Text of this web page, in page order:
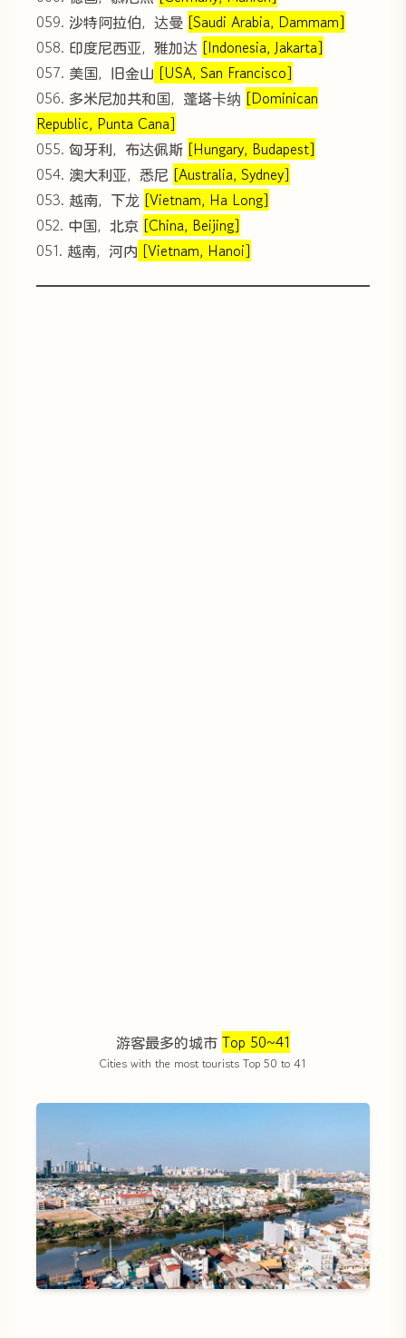
059. 沙特阿拉伯，达曼 [Saudi Arabia, Dammam]
058. 印度尼西亚，雅加达 [Indonesia, Jakarta]
057. 美国，旧金山 [USA, San Francisco]
056. 多米尼加共和国，蓬塔卡纳 [Dominican
Republic, Punta Cana]
055. 匈牙利，布达佩斯 [Hungary, Budapest]
054. 澳大利亚，悉尼 [Australia, Sydney]
053. 越南，下龙 [Vietnam, Ha Long]
052. 中国，北京 [China, Beijing]
051. 越南，河内 [Vietnam, Hanoi]
游客最多的城市 Top 50~41
Cities with the most tourists Top 50 to 41